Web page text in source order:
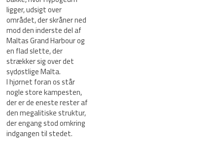
ligger, udsigt over
området, der skråner ned
mod den inderste del af
Maltas Grand Harbour og
en flad slette, der
strækker sig over det
sydøstlige Malta.
I hjørnet foran os står
nogle store kampesten,
der er de eneste rester af
den megalitiske struktur,
der engang stod omkring
indgangen til stedet.